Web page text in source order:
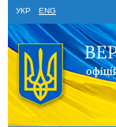
УКР ENG